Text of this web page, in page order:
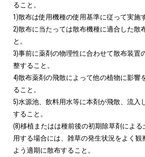
ること。
1)散布は使用機種の使用基準に従って実施
2)散布に当たっては散布機種に適合した散
と。
3)事前に薬剤の物理性に合わせて散布装置
整すること。
4)散布薬剤の飛散によって他の植物に影響
ること。
5)水源池、飲料用水等に本剤が飛散、流入
すること。
(8)移植またはは種前後の初期除草剤によ
用する場合には、雑草の発生状況をよく
よう適期に散布すること。